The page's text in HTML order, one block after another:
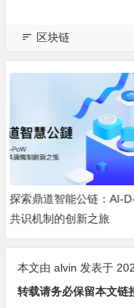
区块链
OpenAI的WorldBrain：
经元仿真的神秘面纱，
器深度思考的新纪元
本文由 alvin 发表于
转载请务必保留本文链